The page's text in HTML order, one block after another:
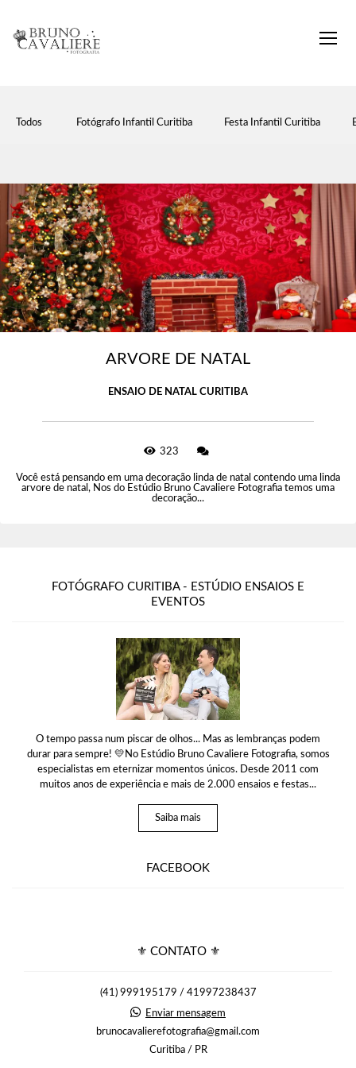
Todos Fotógrafo Infantil Curitiba Festa Infantil Curitiba
ARVORE DE NATAL
ENSAIO DE NATAL CURITIBA
323
Você está pensando em uma decoração linda de natal contendo uma linda
arvore de natal, Nos do Estúdio Bruno Cavaliere Fotografia temos uma
decoração...
FOTÓGRAFO CURITIBA - ESTÚDIO ENSAIOS E
EVENTOS
O tempo passa num piscar de olhos... Mas as lembranças podem
durar para sempre! 💛No Estúdio Bruno Cavaliere Fotografia, somos
especialistas em eternizar momentos únicos. Desde 2011 com
muitos anos de experiência e mais de 2.000 ensaios e festas...
Saiba mais
FACEBOOK
⚜ CONTATO ⚜
(41) 999195179 / 41997238437
Enviar mensagem
brunocavalierefotografia@gmail.com
Curitiba / PR